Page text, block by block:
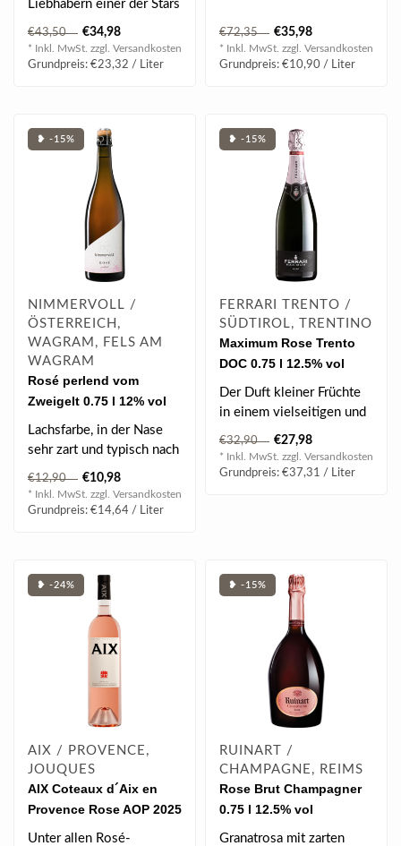
Liebhabern einer der Stars
aus der Provence. Ein
strahlendes L..
€43,50 €34,98
* Inkl. MwSt. zzgl. Versandkosten
Grundpreis: €23,32 / Liter
€72,35 €35,98
* Inkl. MwSt. zzgl. Versandkosten
Grundpreis: €10,90 / Liter
❥ -15%
NIMMERVOLL /
ÖSTERREICH,
WAGRAM, FELS AM
WAGRAM
Rosé perlend vom
Zweigelt 0.75 l 12% vol
Lachsfarbe, in der Nase
sehr zart und typisch nach
Kirsche, einladend,
klassisch..
€12,90 €10,98
* Inkl. MwSt. zzgl. Versandkosten
Grundpreis: €14,64 / Liter
❥ -15%
FERRARI TRENTO /
SÜDTIROL, TRENTINO
Maximum Rose Trento
DOC 0.75 l 12.5% vol
Der Duft kleiner Früchte
in einem vielseitigen und
samtigen Trento DOC. Im
Glas..
€32,90 €27,98
* Inkl. MwSt. zzgl. Versandkosten
Grundpreis: €37,31 / Liter
❥ -24%
AIX / PROVENCE,
JOUQUES
AIX Coteaux d´Aix en
Provence Rose AOP 2025
0.75 l
Unter allen Rosé-
❥ -15%
RUINART /
CHAMPAGNE, REIMS
Rose Brut Champagner
0.75 l 12.5% vol
Granatrosa mit zarten